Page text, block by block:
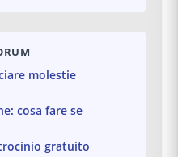
molestie
cosa fare se
gratuito